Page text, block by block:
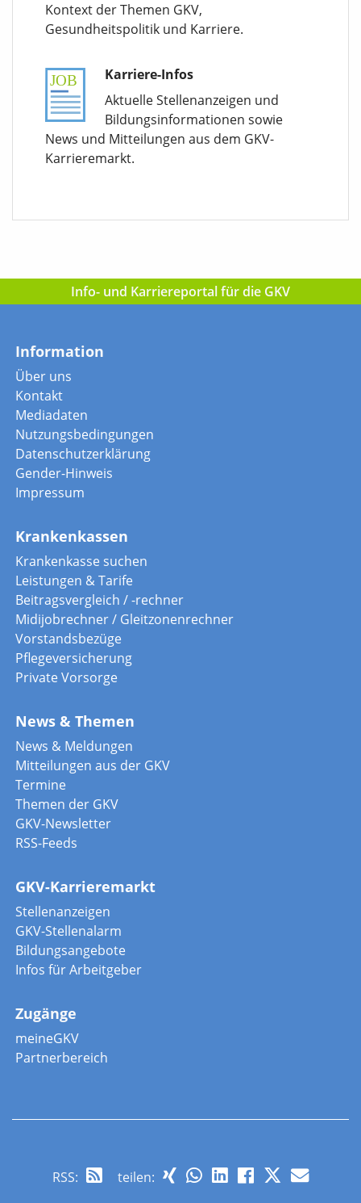
Kontext der Themen GKV,
Gesundheitspolitik und Karriere.
Karriere-Infos
Aktuelle Stellenanzeigen und
Bildungsinformationen sowie
News und Mitteilungen aus dem GKV-
Karrieremarkt.
Info- und Karriereportal für die GKV
Information
Über uns
Kontakt
Mediadaten
Nutzungsbedingungen
Datenschutzerklärung
Gender-Hinweis
Impressum
Krankenkassen
Krankenkasse suchen
Leistungen & Tarife
Beitragsvergleich / -rechner
Midijobrechner / Gleitzonenrechner
Vorstandsbezüge
Pflegeversicherung
Private Vorsorge
News & Themen
News & Meldungen
Mitteilungen aus der GKV
Termine
Themen der GKV
GKV-Newsletter
RSS-Feeds
GKV-Karrieremarkt
Stellenanzeigen
GKV-Stellenalarm
Bildungsangebote
Infos für Arbeitgeber
Zugänge
meineGKV
Partnerbereich
RSS: teilen: